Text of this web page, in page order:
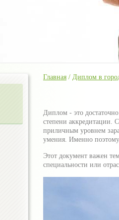
Главная / Диплом в
Диплом - это
степени аккредитации.
приличным уровнем
умения. Именно
Этот документ важен
специальности или